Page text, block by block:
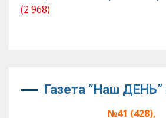
(2 968)
Газета “Наш ДЕНЬ”
№41 (428),